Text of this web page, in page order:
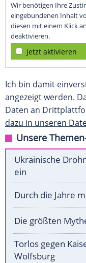
Wir benötigen Ihre
eingebundenen Inhalt
diesen mit einem Klick
deaktivieren.
jetzt aktivieren
Ich bin damit
angezeigt werden.
Daten an
dazu in unseren
Unsere
Ukrainische
ein
Durch die Jahre
Die größten
Torlos gegen
Wolfsburg